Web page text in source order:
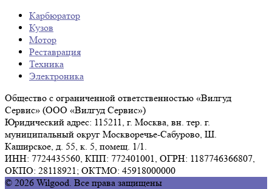
Карбюратор
Кузов
Мотор
Реставрация
Техника
Электроника
Общество с ограниченной ответственностью «Вилгуд
Сервис» (ООО «Вилгуд Сервис»)
Юридический адрес: 115211, г. Москва, вн. тер. г.
муниципальный округ Москворечье-Сабурово, Ш.
Каширское, д. 55, к. 5, помещ. 1/1.
ИНН: 7724435560, КПП: 772401001, ОГРН: 1187746366807,
ОКПО: 28118921; ОКТМО: 45918000000
© 2026 Wilgood. Все права защищены